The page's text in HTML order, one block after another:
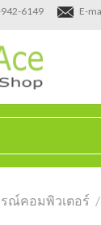
942-6149 E-
ณ์คอมพิวเตอร์ /